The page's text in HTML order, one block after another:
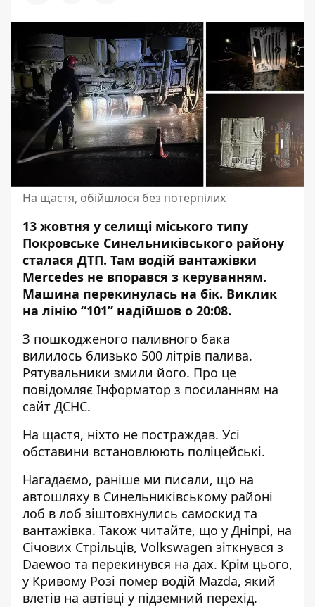
На щастя, обійшлося без потерпілих
13 жовтня у селищі міського типу
Покровське Синельниківського району
сталася ДТП. Там водій вантажівки
Mercedes не впорався з керуванням.
Машина перекинулась на бік. Виклик
на лінію “101” надійшов о 20:08.
З пошкодженого паливного бака
вилилось близько 500 літрів палива.
Рятувальники змили його. Про це
повідомляє Інформатор з посиланням на
сайт ДСНС.
На щастя, ніхто не постраждав. Усі
обставини встановлюють поліцейські.
Нагадаємо, раніше ми писали, що на
автошляху в Синельниківському районі
лоб в лоб зіштовхнулись самоскид та
вантажівка. Також читайте, що у Дніпрі, на
Січових Стрільців, Volkswagen зіткнувся з
Daewoo та перекинувся на дах. Крім цього,
у Кривому Розі помер водій Mazda, який
влетів на автівці у підземний перехід.